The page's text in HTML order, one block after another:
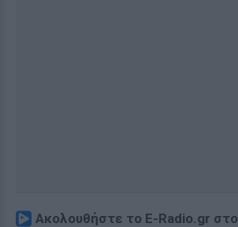
Ακολουθήστε το E-Radio.gr στο